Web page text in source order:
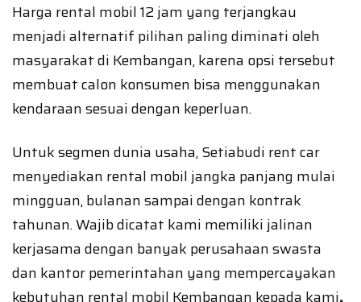
Harga rental mobil 12 jam yang terjangkau
menjadi alternatif pilihan paling diminati oleh
masyarakat di Kembangan, karena opsi tersebut
membuat calon konsumen bisa menggunakan
kendaraan sesuai dengan keperluan.
Untuk segmen dunia usaha, Setiabudi rent car
menyediakan rental mobil jangka panjang mulai
mingguan, bulanan sampai dengan kontrak
tahunan. Wajib dicatat kami memiliki jalinan
kerjasama dengan banyak perusahaan swasta
dan kantor pemerintahan yang mempercayakan
kebutuhan rental mobil Kembangan kepada kami.